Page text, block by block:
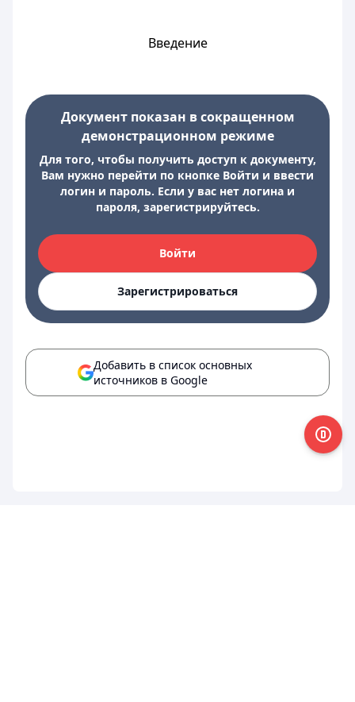
Введение
Документ показан в сокращенном
демонстрационном режиме
Для того, чтобы получить доступ к документу,
Вам нужно перейти по кнопке Войти и ввести
логин и пароль. Если у вас нет логина и
пароля, зарегистрируйтесь.
Войти
Зарегистрироваться
Добавить в список основных
источников в Google